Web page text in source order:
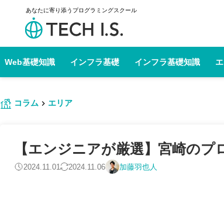
あなたに寄り添うプログラミングスクール
Web基礎知識 インフラ基礎 インフラ基礎知識
コラム エリア
【エンジニアが厳選】宮崎のプ
2024.11.01 2024.11.06 加藤羽也人